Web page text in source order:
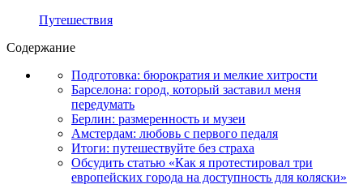
Путешествия
Содержание
Подготовка: бюрократия и мелкие хитрости
Барселона: город, который заставил меня
передумать
Берлин: размеренность и музеи
Амстердам: любовь с первого педаля
Итоги: путешествуйте без страха
Обсудить статью «Как я протестировал три
европейских города на доступность для коляски»